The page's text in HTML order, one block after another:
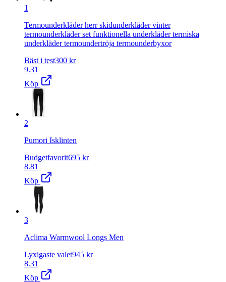
1
Termounderkläder herr skidunderkläder vinter
termounderkläder set funktionella underkläder termiska
underkläder termoundertröja termounderbyxor
Bäst i test300 kr
9.31
Köp
2
Pumori Isklinten
Budgetfavorit695 kr
8.81
Köp
3
Aclima Warmwool Longs Men
Lyxigaste valet945 kr
8.31
Köp